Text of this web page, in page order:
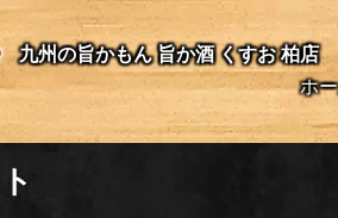
九州の旨かもん 旨か酒 くすお 柏店
ホ